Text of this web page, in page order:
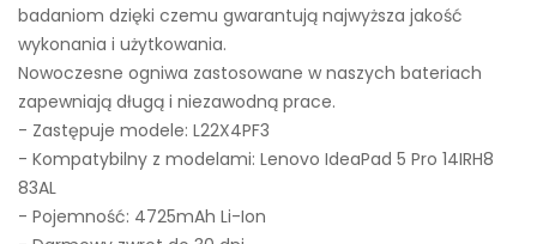
badaniom dzięki czemu gwarantują najwyższa jakość
wykonania i użytkowania.
Nowoczesne ogniwa zastosowane w naszych bateriach
zapewniają długą i niezawodną prace.
- Zastępuje modele: L22X4PF3
- Kompatybilny z modelami: Lenovo IdeaPad 5 Pro 14IRH8
83AL
- Pojemność: 4725mAh Li-Ion